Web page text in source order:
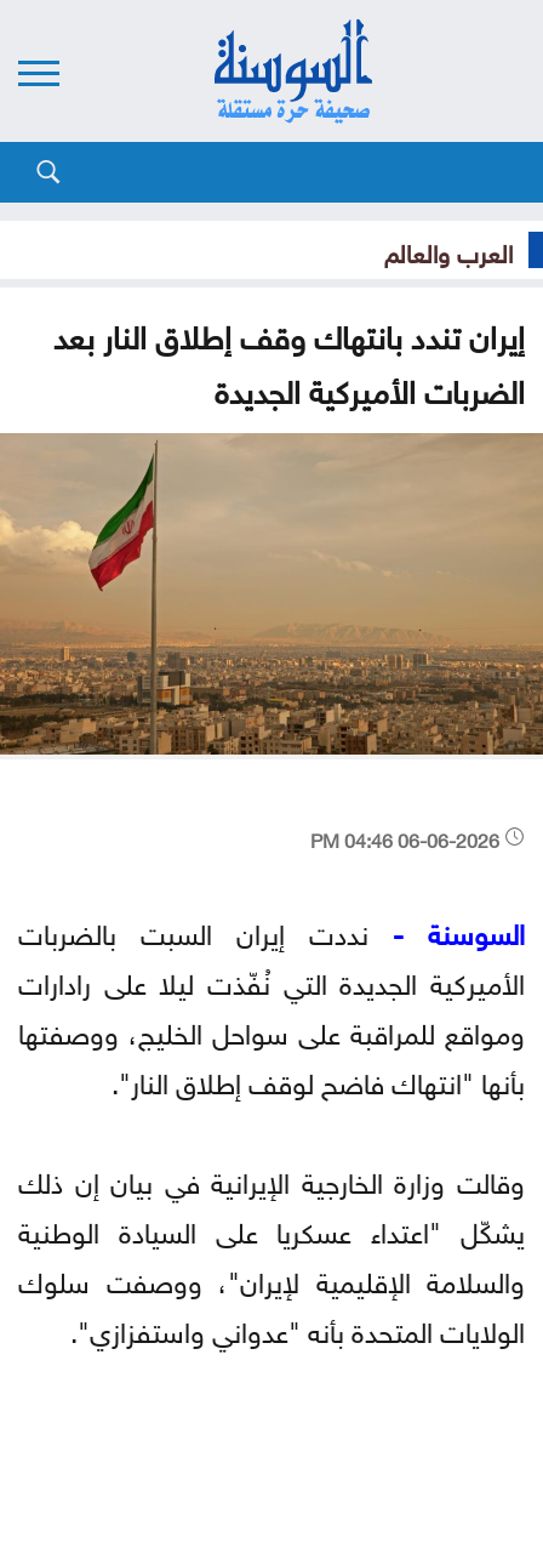
العرب والعالم
إيران تندد بانتهاك وقف إطلاق النار بعد
الضربات الأميركية الجديدة
السوسنة - نددت إيران السبت بالضربات
الأميركية الجديدة التي نُفّذت ليلا على رادارات
ومواقع للمراقبة على سواحل الخليج، ووصفتها
بأنها "انتهاك فاضح لوقف إطلاق النار".
وقالت وزارة الخارجية الإيرانية في بيان إن ذلك
يشكّل "اعتداء عسكريا على السيادة الوطنية
والسلامة الإقليمية لإيران"، ووصفت سلوك
الولايات المتحدة بأنه "عدواني واستفزازي".